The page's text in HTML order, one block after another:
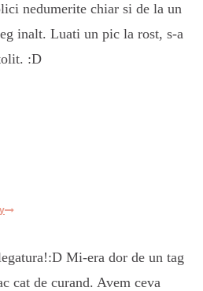
nedumerite chiar si de la un
inalt. Luati un pic la rost, s-a
:D
Mi-era dor de un tag
cat de curand. Avem ceva